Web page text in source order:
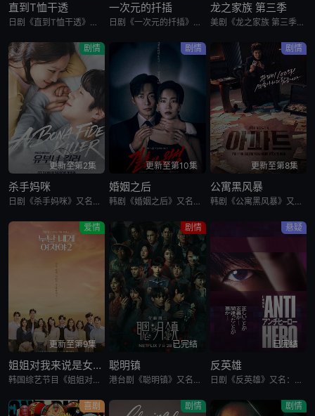
直到T恤干透
日剧《直到T恤干透》又名：直到T恤干了为止(台),T恤晾干为止,T恤渐干,Until the T-Shirt Dries,Ｔシャツが乾くまで，讲述了：40岁的杂志编辑咲子（苍井优 饰）原本深信自己拥有
一次元的扦插
日剧《一次元的扦插》又名：一次元的紫阳花,Labyrinth of Hortensia and the Minotaur,一次元の挿し木，讲述了：遗传学研究室的博士生七濑悠（山田凉介 饰）一直无法走出
龙之家族 第三季
美剧《龙之家族 第三季》，铁王座面前，绝无怜悯。
剧情
更新至第2集
杀手妈咪
日剧《杀手妈咪》又名：主妇杀手,有夫之妇杀手,Married Woman Killer,A Bona Fide Killer,유부녀 킬러，讲述了：改编自同名漫画。35岁的俞宝娜过着相夫教子的普通生活
剧情
更新至第10集
婚姻之后
韩剧《婚姻之后》又名：婚姻的完成,The Husband,The Fulfillment of Marriage,결혼의 완성，讲述了：神经外科权威姜泰柱（南宫珉 饰）因为老婆高世允（李雪 饰）在提出
剧情
更新至第8集
公寓黑风暴
韩剧《公寓黑风暴》又名：公寓,The Apartment Job,아파트，讲述了：曾经的帮派老大急需现金，于是和有志成为律师的同伴合作，打算窃取住宅社区的储备基金，却意外揭开深藏的腐败真相。
爱情
更新至第9集
姐姐对我来说是女人2
韩国综艺节目《姐姐对我来说是女人2》又名：Noona is a Woman to Me 2，讲述了：节目旨在开掘为了事业而度过激烈的时间还没有找到爱情的女性和在爱情面前相信年龄只是数字的男性之间的罗曼
剧情
已完结
聪明镇
港台剧《聪明镇》又名：富江,Junji Ito: Bloody Smart,聰明鎮，讲述了：一对母女来到以高升学率闻名的偏远小镇，却发现这里的学生们能够成就非凡，是因为背后藏有黑暗骇人的秘密。该剧改编
悬疑
已完结
反英雄
日剧《反英雄》又名：ANTI HERO,アンチヒーロー，讲述了：本剧超越了“律政电视剧”的框架，通过长谷川博己饰演的反英雄，向观众传达“正义到底是什么?”“被认为是世上的恶，真的是坏事吗?”，以快速的
喜剧 剧情 剧情